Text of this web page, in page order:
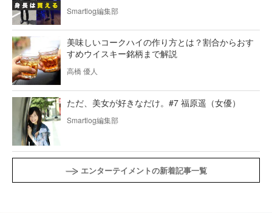
Smartlog編集部
美味しいコークハイの作り方とは？割合からおす
すめウイスキー銘柄まで解説
高橋 優人
ただ、美女が好きなだけ。#7 福原遥（女優）
Smartlog編集部
エンターテイメントの新着記事一覧